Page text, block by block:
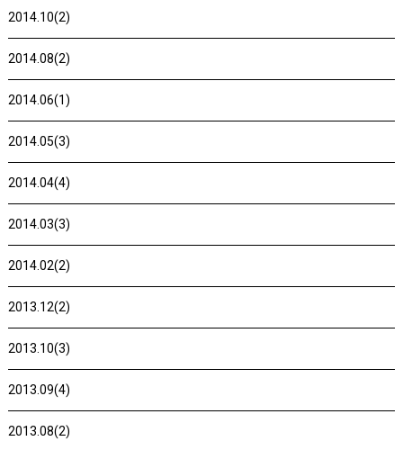
2014.10(2)
2014.08(2)
2014.06(1)
2014.05(3)
2014.04(4)
2014.03(3)
2014.02(2)
2013.12(2)
2013.10(3)
2013.09(4)
2013.08(2)